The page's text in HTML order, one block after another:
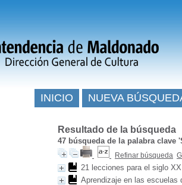
Resultado de la búsqueda
47 búsqueda de la palabra clave
Refinar búsqueda
21 lecciones para el siglo
Aprendizaje en las escuelas
INICIO NUEVA